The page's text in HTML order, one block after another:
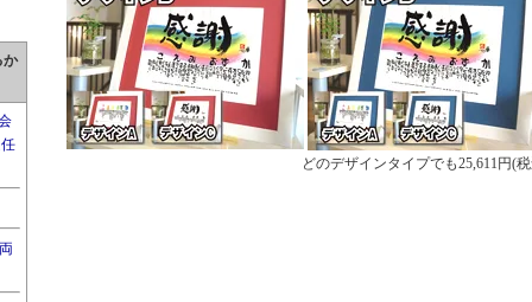
か
どのデザインタイプでも25,611円(